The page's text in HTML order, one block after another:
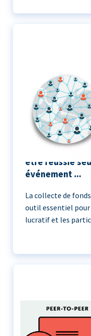
La collecte de
être réussie
événement ...
La collecte de
outil essentiel
lucratif et les